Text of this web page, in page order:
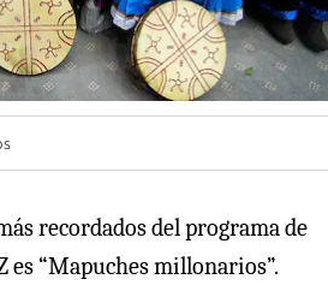
recordados del programa de
es “Mapuches millonarios”.